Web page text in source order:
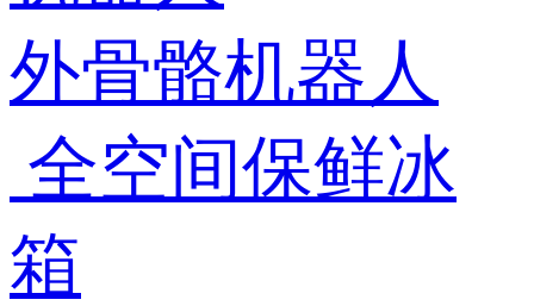
外骨骼机器人
全空间保鲜冰
箱